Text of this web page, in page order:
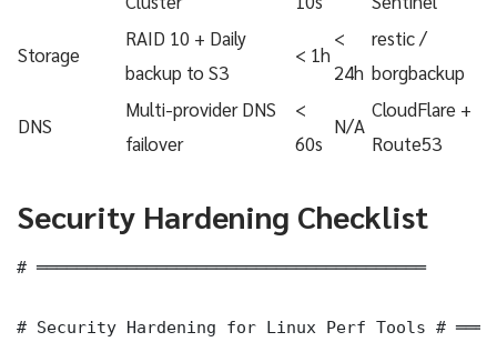
Storage
RAID 10 + Daily
backup to S3
< 1h
<
24h
restic /
borgbackup
DNS
Multi-provider DNS
failover
<
60s
N/A
CloudFlare +
Route53
Security Hardening Checklist
# ═══════════════════════════════════════
# Security Hardening for Linux Perf Tools #